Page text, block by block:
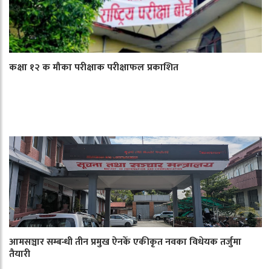
कक्षा १२ क मौका परीक्षाक परीक्षाफल प्रकाशित
आमसञ्चार सम्बन्धी तीन प्रमुख ऐनकेँ एकीकृत नवका विधेयक तर्जुमा
तैयारी